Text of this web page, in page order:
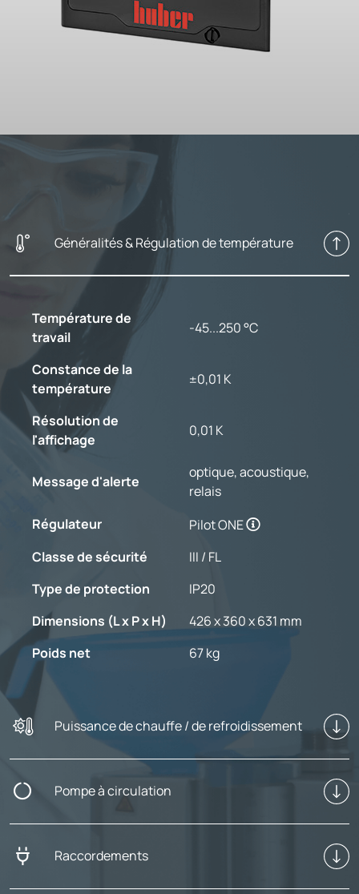
Généralités & Régulation de température
Température de
travail
-45...250 °C
Constance de la
température
±0,01 K
Résolution de
l'affichage
0,01 K
Message d'alerte
optique, acoustique,
relais
Régulateur
Pilot ONE
Classe de sécurité
III / FL
Type de protection
IP20
Dimensions (L x P x H)
426 x 360 x 631 mm
Poids net
67 kg
Puissance de chauffe / de refroidissement
Pompe à circulation
Raccordements